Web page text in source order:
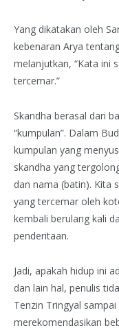
Yang dikatakan oleh
kebenaran Arya
melanjutkan, “Kata ini
tercemar.”
Skandha berasal dari
“kumpulan”. Dalam
kumpulan yang
skandha yang
dan nama (batin). Kita
yang tercemar oleh
kembali berulang kali
penderitaan.
Jadi, apakah hidup ini
dan lain hal, penulis
Tenzin Tringyal
merekomendasikan